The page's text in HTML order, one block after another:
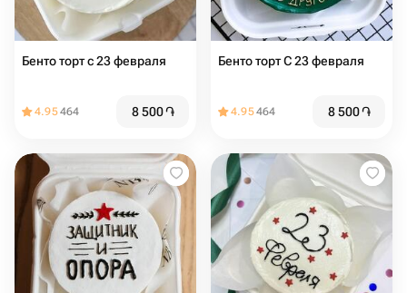
Бенто торт с 23 февраля
4.95464 8 500֏
Бенто торт С 23 февраля
4.95464 8 500֏